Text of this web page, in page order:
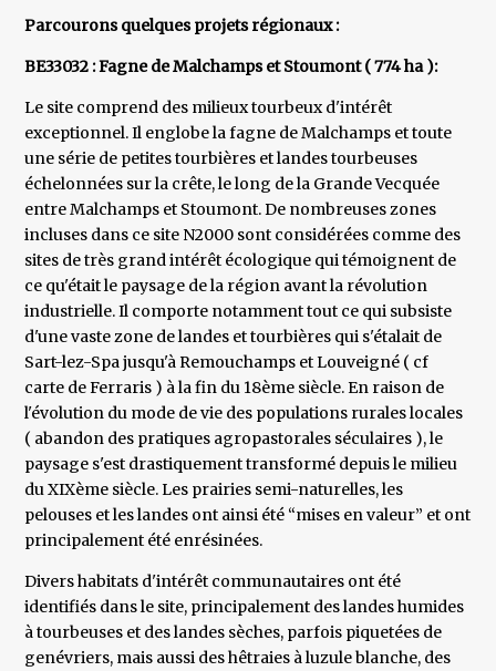
Parcourons quelques projets régionaux :
BE33032 : Fagne de Malchamps et Stoumont ( 774 ha ):
Le site comprend des milieux tourbeux d'intérêt
exceptionnel. Il englobe la fagne de Malchamps et toute
une série de petites tourbières et landes tourbeuses
échelonnées sur la crête, le long de la Grande Vecquée
entre Malchamps et Stoumont. De nombreuses zones
incluses dans ce site N2000 sont considérées comme des
sites de très grand intérêt écologique qui témoignent de
ce qu'était le paysage de la région avant la révolution
industrielle. Il comporte notamment tout ce qui subsiste
d'une vaste zone de landes et tourbières qui s'étalait de
Sart-lez-Spa jusqu'à Remouchamps et Louveigné ( cf
carte de Ferraris ) à la fin du 18ème siècle. En raison de
l'évolution du mode de vie des populations rurales locales
( abandon des pratiques agropastorales séculaires ), le
paysage s'est drastiquement transformé depuis le milieu
du XIXème siècle. Les prairies semi-naturelles, les
pelouses et les landes ont ainsi été “mises en valeur” et ont
principalement été enrésinées.
Divers habitats d'intérêt communautaires ont été
identifiés dans le site, principalement des landes humides
à tourbeuses et des landes sèches, parfois piquetées de
genévriers, mais aussi des hêtraies à luzule blanche, des